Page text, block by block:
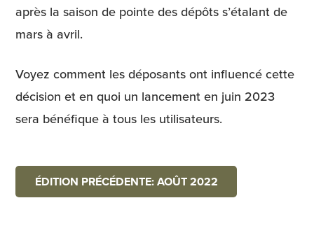
après la saison de pointe des dépôts s’étalant de
mars à avril.
Voyez comment les déposants ont influencé cette
décision et en quoi un lancement en juin 2023
sera bénéfique à tous les utilisateurs.
ÉDITION PRÉCÉDENTE: AOÛT 2022